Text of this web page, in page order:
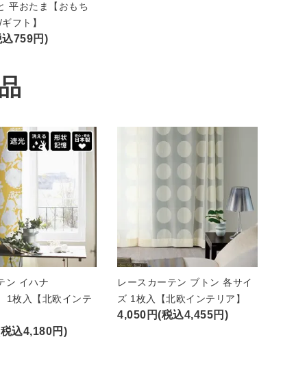
平おたま【おもち
フト】
759円)
ン イハナ
1枚入【北欧インテ
込4,180円)
レースカーテン ブトン 各サイ
ズ 1枚入【北欧インテリア】
4,050円(税込4,455円)